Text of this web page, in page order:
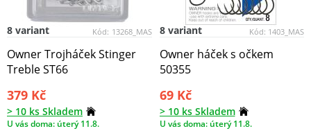
Kód: 13268_MAS
8 variant
Owner Trojháček Stinger
Treble ST66
379 Kč
> 10 ks Skladem
U vás doma: úterý 11.8.
Kód: 1403_MAS
8 variant
Owner háček s očkem
50355
69 Kč
> 10 ks Skladem
U vás doma: úterý 11.8.